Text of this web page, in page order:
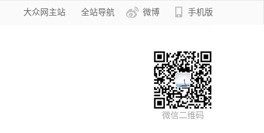
大众网主站 全站导航 微博 手机版
微信二维码